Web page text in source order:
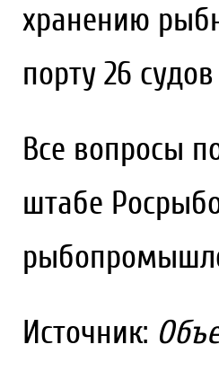
хранению
порту 26
Все вопросы
штабе
Источник: